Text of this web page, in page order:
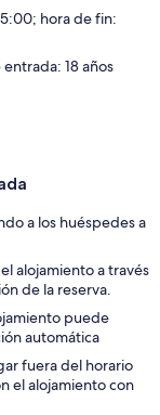
hora de fin:
18 años
a los huéspedes a
alojamiento a través
de la reserva.
puede
automática
fuera del horario
el alojamiento con